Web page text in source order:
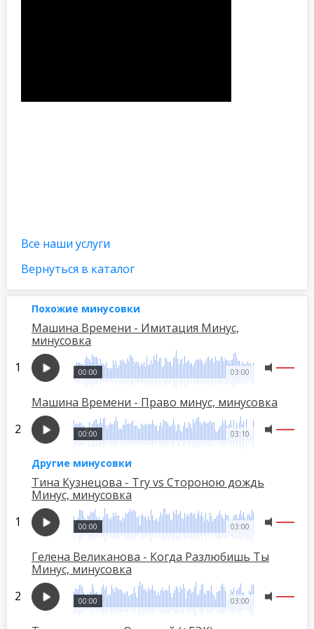
Все наши услуги
Вернуться в каталог
Похожие минусовки
Машина Времени - Имитация Минус,
минусовка
03:00
00:00
Машина Времени - Право минус, минусовка
03:10
00:00
Другие минусовки
Тина Кузнецова - Try vs Стороною дождь
Минус, минусовка
03:00
00:00
Гелена Великанова - Когда Разлюбишь Ты
Минус, минусовка
03:00
00:00